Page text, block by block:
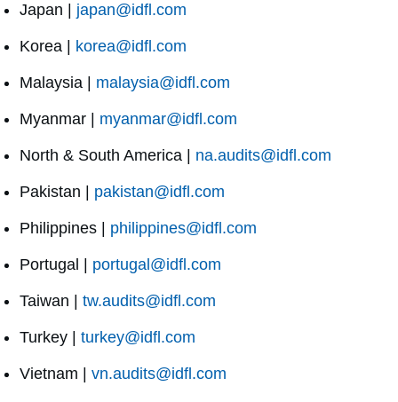
Japan | japan@idfl.com
Korea | korea@idfl.com
Malaysia | malaysia@idfl.com
Myanmar | myanmar@idfl.com
North & South America | na.audits@idfl.com
Pakistan | pakistan@idfl.com
Philippines | philippines@idfl.com
Portugal | portugal@idfl.com
Taiwan | tw.audits@idfl.com
Turkey | turkey@idfl.com
Vietnam | vn.audits@idfl.com